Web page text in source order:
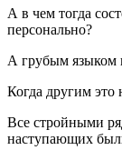
А в чем тогда
персонально?
А грубым языком
Когда другим это
Все стройными
наступающих